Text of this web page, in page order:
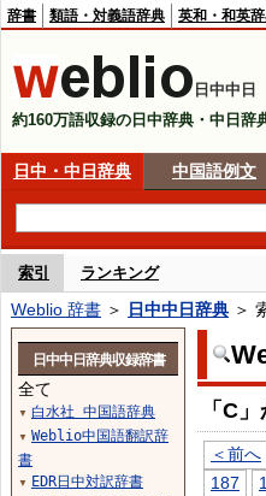
辞書 類語・対義語辞典 英和・和英
日中中日
約160万語収録の日中辞典・中日辞
日中・中日辞典 中国語例文
索引 ランキング
Weblio 辞書 ＞ 日中中日辞典 ＞
「C
＜前へ
187
日中中日辞典収録辞書
全て
▼ 白水社 中国語辞典
▼ Weblio中国語翻訳辞
書
▼ EDR日中対訳辞書